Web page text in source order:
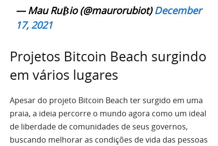
— Mau Ru₿io (@maurorubiot)December
17, 2021
Projetos Bitcoin Beach surgindo
em vários lugares
Apesar do projeto Bitcoin Beach ter surgido em uma
praia, a ideia percorre o mundo agora como um ideal
de liberdade de comunidades de seus governos,
buscando melhorar as condições de vida das pessoas